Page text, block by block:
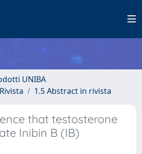
UNIBA
1.5 Abstract in rivista
that testosterone
Inibin B (IB)